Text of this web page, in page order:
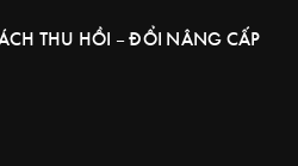
THU HỒI – ĐỔI NÂNG CẤP